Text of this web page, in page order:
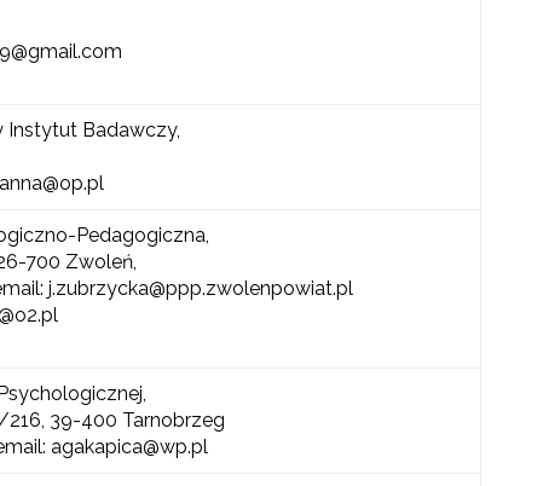
Instytut Badawczy,
Pedagogiczna,
700 Zwoleń,
j.zubrzycka@ppp.zwolenpowiat.pl
216, 39-400 Tarnobrzeg
agakapica@wp.pl